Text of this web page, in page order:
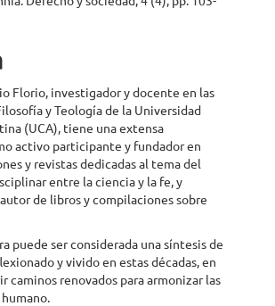
Florio, investigador y docente en las
y Teología de la Universidad
(UCA), tiene una extensa
activo participante y fundador en
y revistas dedicadas al tema del
entre la ciencia y la fe, y
de libros y compilaciones sobre
puede ser considerada una síntesis de
y vivido en estas décadas, en
caminos renovados para armonizar las